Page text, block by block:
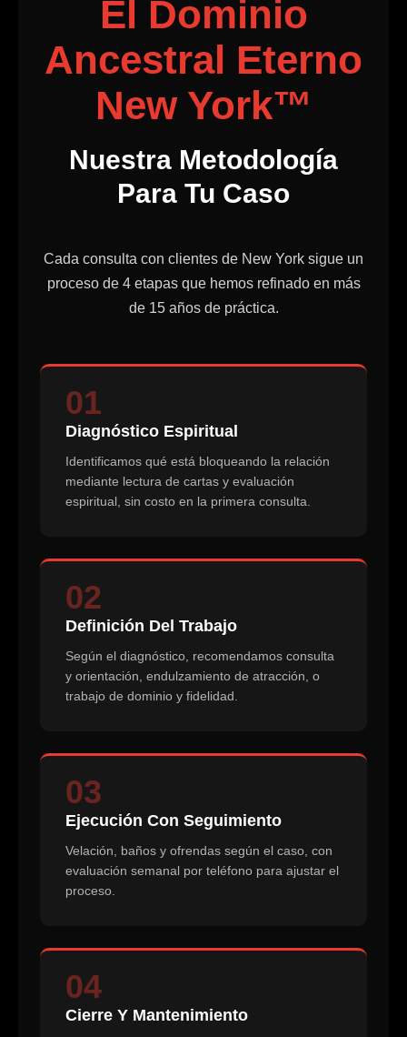
El Dominio
Ancestral Eterno
New York™
Nuestra Metodología
Para Tu Caso
Cada consulta con clientes de New York sigue un
proceso de 4 etapas que hemos refinado en más
de 15 años de práctica.
01
Diagnóstico Espiritual
Identificamos qué está bloqueando la relación
mediante lectura de cartas y evaluación
espiritual, sin costo en la primera consulta.
02
Definición Del Trabajo
Según el diagnóstico, recomendamos consulta
y orientación, endulzamiento de atracción, o
trabajo de dominio y fidelidad.
03
Ejecución Con Seguimiento
Velación, baños y ofrendas según el caso, con
evaluación semanal por teléfono para ajustar el
proceso.
04
Cierre Y Mantenimiento